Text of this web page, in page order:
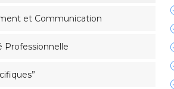
et Communication
Professionnelle